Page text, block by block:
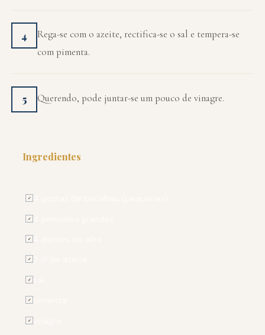
4
Rega-se com o azeite, rectifica-se o sal e tempera-se
com pimenta.
5 Querendo, pode juntar-se um pouco de vinagre.
Ingredientes
✓
✓
✓
✓
✓
✓
✓